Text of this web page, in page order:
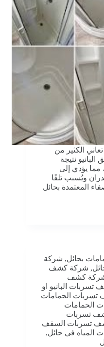
الكثير من
نتيجة
مما يؤدي إلى
ويُسبب تلفًا
المعتمدة بحائل
بحائل, شركة
, شركة كشف
كشف
البانيو او
الحمامات
الحمامات
تسربات
تسربات السقف
في حائل,